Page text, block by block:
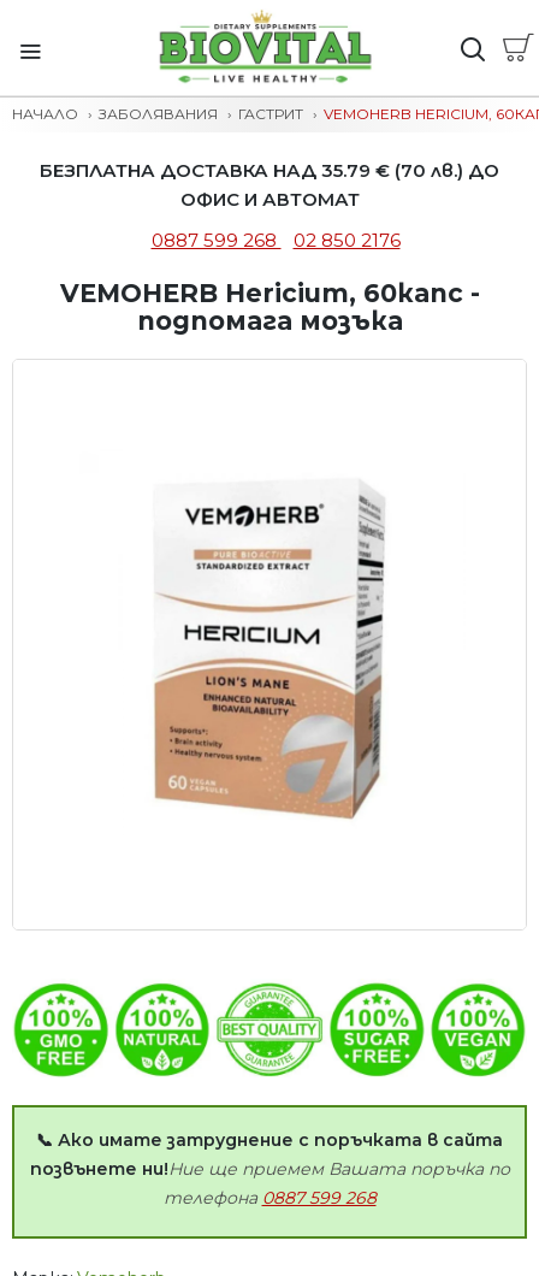
НАЧАЛО ЗАБОЛЯВАНИЯ ГАСТРИТ VEMOHERB HERICIUM,
БЕЗПЛАТНА ДОСТАВКА НАД 35.79 € (70 лв.) ДО
ОФИС И АВТОМАТ
0887 599 268
02 850 2176
VEMOHERB Hericium, 60капс -
подпомага мозъка
📞 Ако имате затруднение с поръчката в сайта
позвънете ни!Ние ще приемем Вашата поръчка по
телефона 0887 599 268